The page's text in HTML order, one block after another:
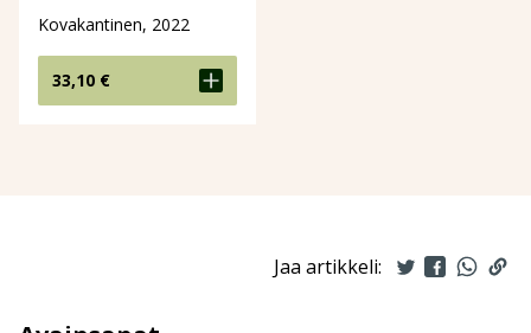
Kovakantinen, 2022
33,10 €
Jaa artikkeli: